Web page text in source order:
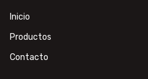
Inicio
Productos
Contacto